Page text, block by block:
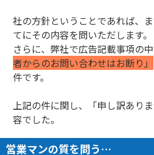
社の方針ということであれば、
てにその内容を問いただします。
さらに、弊社で広告記載事項の
者からのお問い合わせはお断り」
件です。
上記の件に関し、「申し訳あり
容でした。
営業マンの質を問う…